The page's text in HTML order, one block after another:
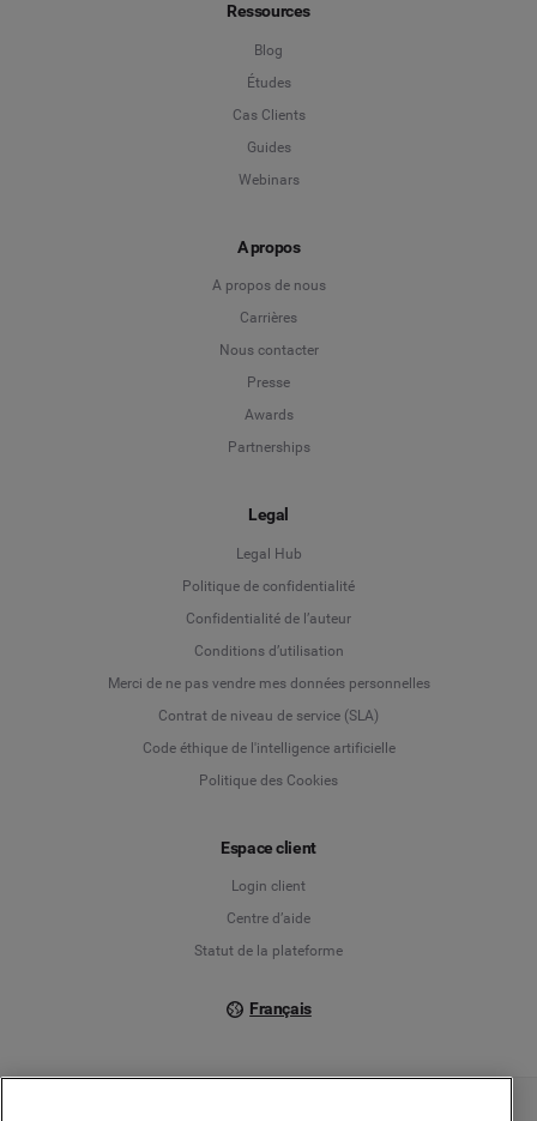
Ressources
Blog
Études
Cas Clients
Guides
Webinars
A propos
A propos de nous
Carrières
Nous contacter
Presse
Awards
Partnerships
Legal
Legal Hub
Politique de confidentialité
Confidentialité de l’auteur
Conditions d’utilisation
Merci de ne pas vendre mes données personnelles
Contrat de niveau de service (SLA)
Code éthique de l'intelligence artificielle
Politique des Cookies
Espace client
Login client
Centre d’aide
Statut de la plateforme
Français
English
Español